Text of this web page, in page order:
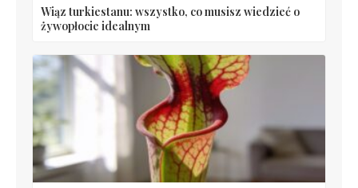
Wiąz turkiestanu: wszystko, co musisz wiedzieć o
żywopłocie idealnym